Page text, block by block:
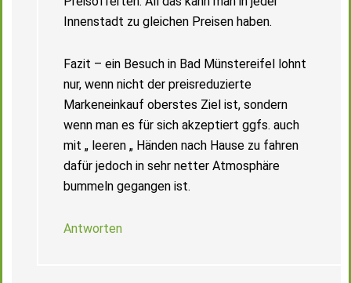
Innenstadt zu gleichen Preisen haben.
Fazit – ein Besuch in Bad Münstereifel lohnt
nur, wenn nicht der preisreduzierte
Markeneinkauf oberstes Ziel ist, sondern
wenn man es für sich akzeptiert ggfs. auch
mit „ leeren „ Händen nach Hause zu fahren
dafür jedoch in sehr netter Atmosphäre
bummeln gegangen ist.
Antworten